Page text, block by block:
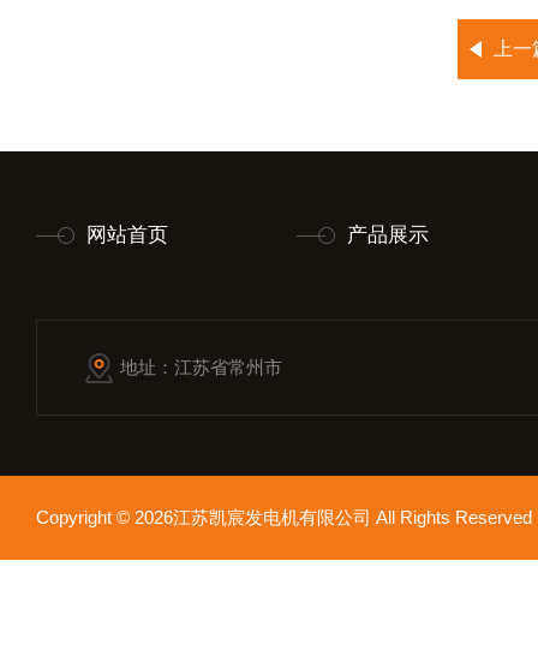
上
网站首页 产品展示
地址：江苏省常州市
Copyright © 2026江苏凯宸发电机有限公司 All Rights